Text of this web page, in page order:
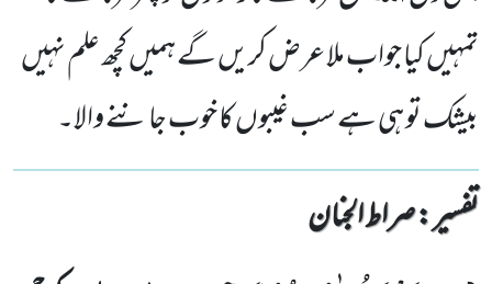
تمہیں کیا جواب ملا عرض کریں گے ہمیں کچھ علم نہیں
بیشک تو ہی ہے سب غیبوں کا خوب جاننے والا۔
تفسیر : ‎صراط الجنان